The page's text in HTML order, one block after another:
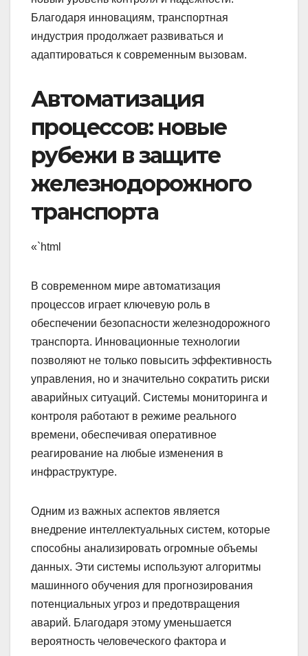
Благодаря инновациям, транспортная
индустрия продолжает развиваться и
адаптироваться к современным вызовам.
Автоматизация
процессов: новые
рубежи в защите
железнодорожного
транспорта
«`html
В современном мире автоматизация
процессов играет ключевую роль в
обеспечении безопасности железнодорожного
транспорта. Инновационные технологии
позволяют не только повысить эффективность
управления, но и значительно сократить риски
аварийных ситуаций. Системы мониторинга и
контроля работают в режиме реального
времени, обеспечивая оперативное
реагирование на любые изменения в
инфраструктуре.
Одним из важных аспектов является
внедрение интеллектуальных систем, которые
способны анализировать огромные объемы
данных. Эти системы используют алгоритмы
машинного обучения для прогнозирования
потенциальных угроз и предотвращения
аварий. Благодаря этому уменьшается
вероятность человеческого фактора и